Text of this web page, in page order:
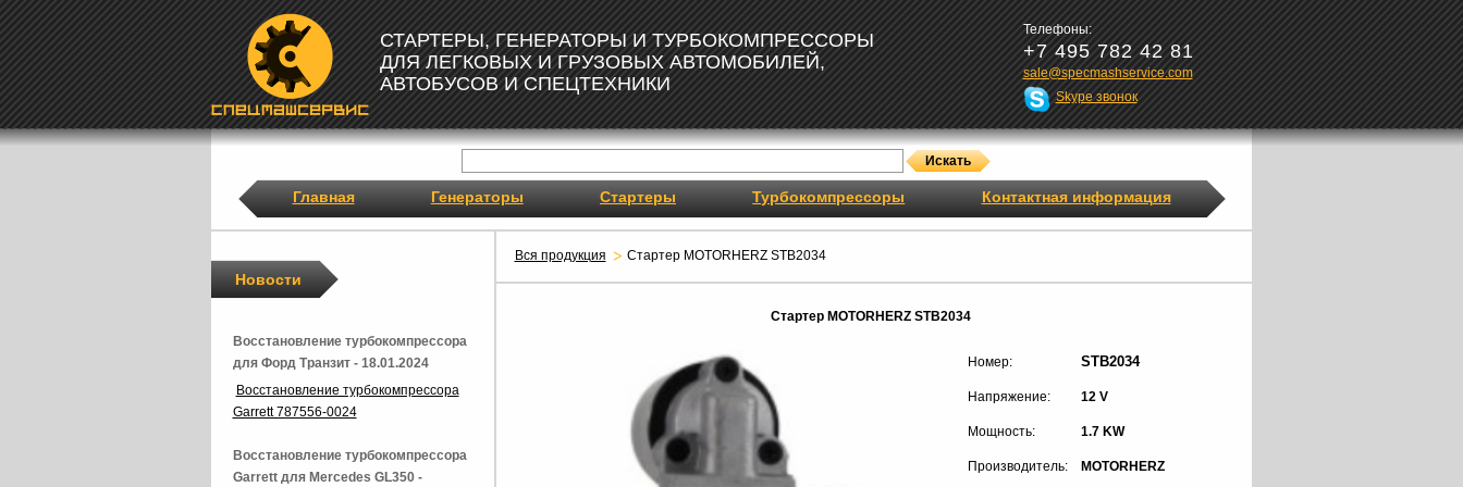
СТАРТЕРЫ, ГЕНЕРАТОРЫ И ТУРБОКОМПРЕССОРЫ
ДЛЯ ЛЕГКОВЫХ И ГРУЗОВЫХ АВТОМОБИЛЕЙ,
АВТОБУСОВ И СПЕЦТЕХНИКИ
Телефоны:
+7 495 782 42 81
sale@specmashservice.com
Skype звонок
Главная Генераторы Стартеры Турбокомпрессоры Контактная информация
Вся продукция Стартер MOTORHERZ STB2034
Стартер MOTORHERZ STB2034
Номер: STB2034
Напряжение: 12 V
Мощность: 1.7 KW
Производитель: MOTORHERZ
Новости
Восстановление турбокомпрессора
для Форд Транзит - 18.01.2024
Восстановление турбокомпрессора
Garrett 787556-0024
Восстановление турбокомпрессора
Garrett для Mercedes GL350 -